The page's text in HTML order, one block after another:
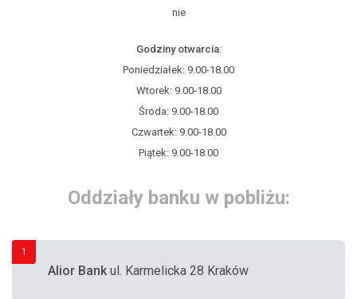
nie
Godziny otwarcia:
Poniedziałek: 9.00-18.00
Wtorek: 9.00-18.00
Środa: 9.00-18.00
Czwartek: 9.00-18.00
Piątek: 9.00-18.00
Oddziały banku w pobliżu:
1
Alior Bankul. Karmelicka 28 Kraków